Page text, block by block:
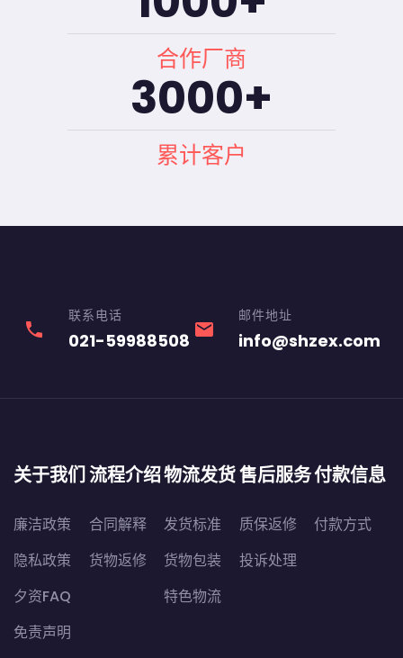
合作厂商
3000+
累计客户
phone
联系电话
021-59988508 email
邮件地址
info@shzex.com
关于我们
廉洁政策
隐私政策
夕资FAQ
免责声明
流程介绍
合同解释
货物返修
物流发货
发货标准
货物包装
特色物流
售后服务
质保返修
投诉处理
付款信息
付款方式